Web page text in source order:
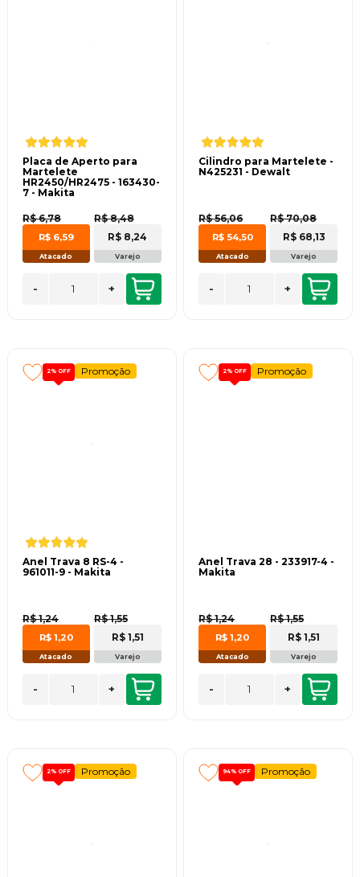
Placa de Aperto para
Martelete
HR2450/HR2475 - 163430-
7 - Makita
R$ 6,78
R$ 6,59
Atacado
R$ 8,48
R$ 8,24
Varejo
- +
Cilindro para Martelete -
N425231 - Dewalt
R$ 56,06
R$ 54,50
Atacado
R$ 70,08
R$ 68,13
Varejo
- +
2% OFF Promoção
Anel Trava 8 RS-4 -
961011-9 - Makita
R$ 1,24
R$ 1,20
Atacado
R$ 1,55
R$ 1,51
Varejo
- +
2% OFF Promoção
Anel Trava 28 - 233917-4 -
Makita
R$ 1,24
R$ 1,20
Atacado
R$ 1,55
R$ 1,51
Varejo
- +
2% OFF Promoção 94% OFF Promoção